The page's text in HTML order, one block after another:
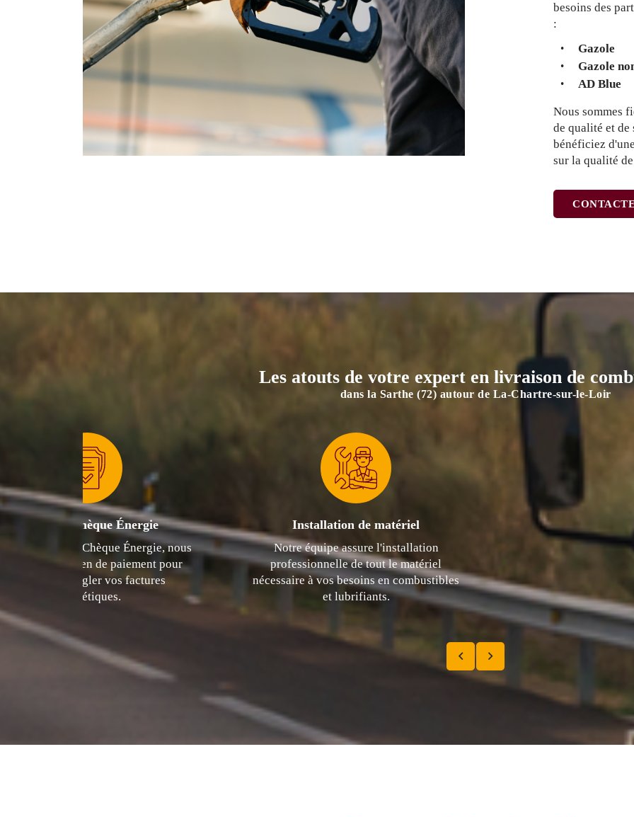
besoins des
:
Gazole
Gazole
AD Blue
Nous sommes
de qualité et
bénéficiez
sur la qualité
Les atouts de votre expert en livraison de
dans la Sarthe (72) autour de La-Chartre-sur-le-Loir
Installation de matériel
Notre équipe assure l'installation
professionnelle de tout le matériel
nécessaire à vos besoins en combustibles
et lubrifiants.